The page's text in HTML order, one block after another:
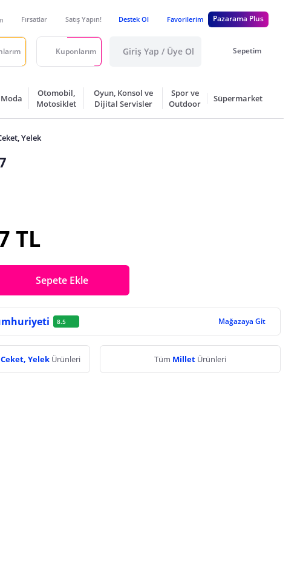
Fırsatlar Satış Yapın! Destek Ol Favorilerim Pazarama Plus
Kuponlarım Giriş Yap / Üye Ol Sepetim
Moda
Otomobil,
Motosiklet
Oyun, Konsol ve
Dijital Servisler
Spor ve
Outdoor
Süpermarket
Yelek
TL
Sepete Ekle
8.5 Mağazaya Git
Yelek Ürünleri Tüm Millet Ürünleri